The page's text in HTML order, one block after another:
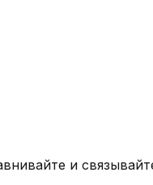
и